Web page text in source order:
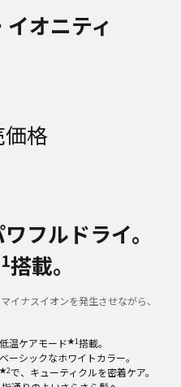
オニティ
格
フルドライ。
搭載。
イナスイオンを発生させながら、
温ケアモード★1搭載。
ーシックなホワイトカラー。
★2で、キューティクルを密着ケア。